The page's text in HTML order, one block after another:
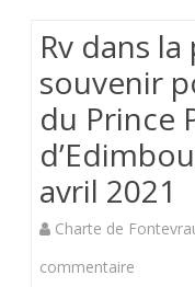
.
Rv dans
souvenir
du Prince
avril 2021
Charte de
commentaire